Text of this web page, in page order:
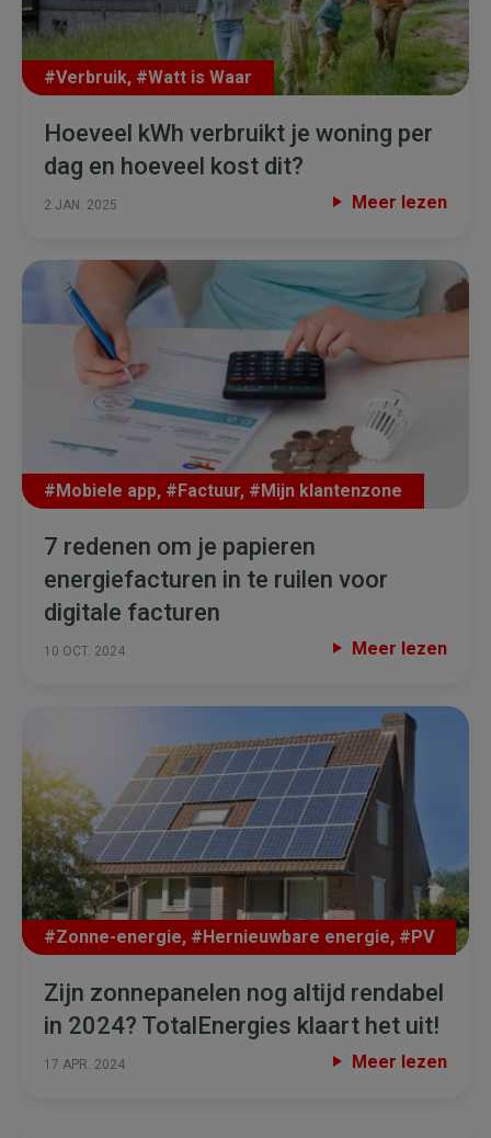
#Verbruik, #Watt is Waar
Hoeveel kWh verbruikt je woning per
dag en hoeveel kost dit?
2 JAN. 2025 Meer lezen
#Mobiele app, #Factuur, #Mijn klantenzone
7 redenen om je papieren
energiefacturen in te ruilen voor
digitale facturen
10 OCT. 2024 Meer lezen
#Zonne-energie, #Hernieuwbare energie, #PV
Zijn zonnepanelen nog altijd rendabel
in 2024? TotalEnergies klaart het uit!
17 APR. 2024 Meer lezen